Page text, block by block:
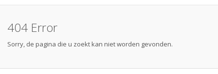
404 Error
Sorry, de pagina die u zoekt kan niet worden gevonden.